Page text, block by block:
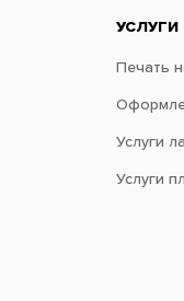
УСЛУГИ
Печать
Услуги
Услуги